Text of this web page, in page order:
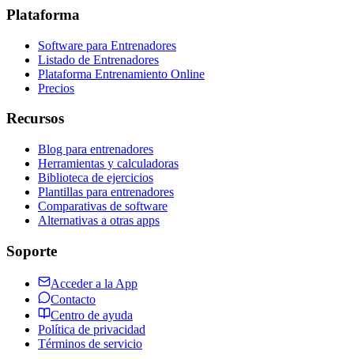
Plataforma
Software para Entrenadores
Listado de Entrenadores
Plataforma Entrenamiento Online
Precios
Recursos
Blog para entrenadores
Herramientas y calculadoras
Biblioteca de ejercicios
Plantillas para entrenadores
Comparativas de software
Alternativas a otras apps
Soporte
Acceder a la App
Contacto
Centro de ayuda
Política de privacidad
Términos de servicio